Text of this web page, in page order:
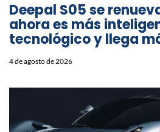
Deepal S05 se
ahora es más
tecnológico y llega
4 de agosto de 2026